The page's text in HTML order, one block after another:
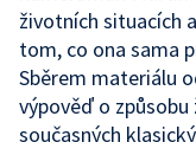
životních situacích
tom, co ona sama
Sběrem materiálu
výpověď o
současných